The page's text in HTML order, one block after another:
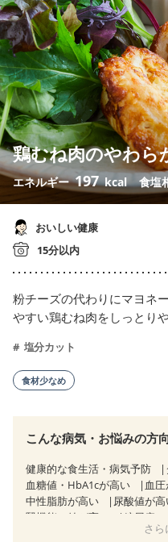
鶏むね肉のやわら
エネルギー197 kcal 食塩
おいしい健康
15分以内
粉チーズの代わりにマヨネ
やすい鶏むね肉をしっとり
塩分カット
食材少なめ
こんな病気・お悩みの方
健康的な食生活・病気予防
血糖値・HbA1cが高い
血
中性脂肪が高い
尿酸値が
腎機能の値が高い
糖尿病（
胃ポ
さ